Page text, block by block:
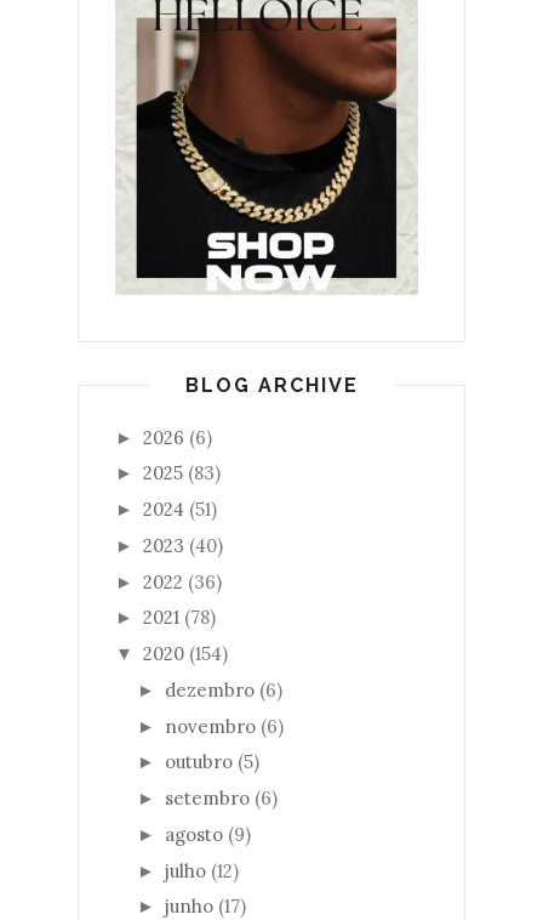
BLOG ARCHIVE
► 2026 (6)
► 2025 (83)
► 2024 (51)
► 2023 (40)
► 2022 (36)
► 2021 (78)
▼ 2020 (154)
► dezembro (6)
► novembro (6)
► outubro (5)
► setembro (6)
► agosto (9)
► julho (12)
► junho (17)